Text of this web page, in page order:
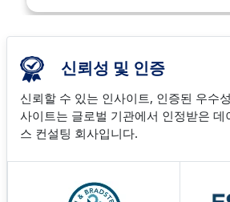
신뢰성 및 인증
신뢰할 수 있는 인사이트, 인증된 우수
사이트는 글로벌 기관에서 인정받은 데
스 컨설팅 회사입니다.